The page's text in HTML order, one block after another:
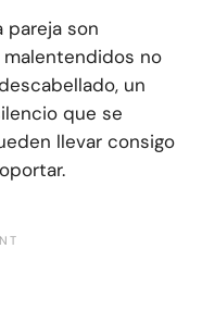
pareja son
no
un
que se
llevar consigo